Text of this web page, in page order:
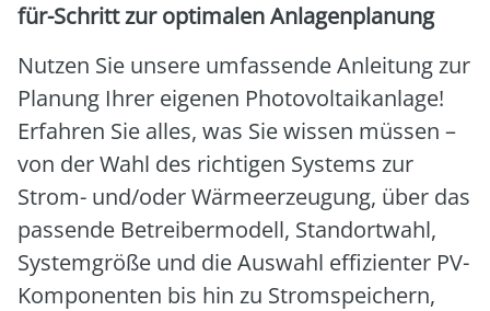
für-Schritt zur opti­ma­len Anla­gen­pla­nung
Nut­zen Sie unse­re umfas­sen­de Anlei­tung zur
Pla­nung Ihrer eige­nen Pho­to­vol­ta­ik­an­la­ge!
Erfah­ren Sie alles, was Sie wis­sen müs­sen –
von der Wahl des rich­ti­gen Sys­tems zur
Strom- und/oder Wär­me­er­zeu­gung, über das
pas­sen­de Betrei­ber­mo­dell, Stand­ort­wahl,
Sys­tem­grö­ße und die Aus­wahl effi­zi­en­ter PV-
Kom­po­nen­ten bis hin zu Strom­spei­chern,